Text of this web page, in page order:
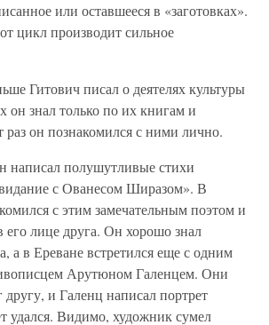
или оставшееся в «заготовках».
цикл производит сильное
Гитович писал о деятелях культуры
он знал только по их книгам и
раз он познакомился с ними лично.
написал полушутливые стихи
с Ованесом Ширазом». В
с этим замечательным поэтом и
его лице друга. Он хорошо знал
а в Ереване встретился еще с одним
Арутюном Галенцем. Они
другу, и Галенц написал портрет
удался. Видимо, художник сумел